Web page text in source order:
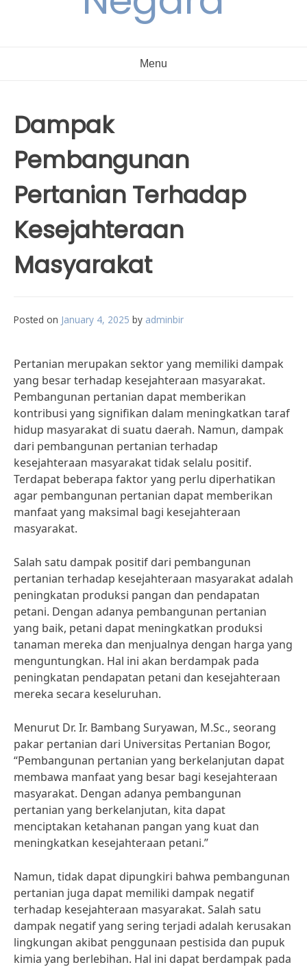
Menu
Dampak
Pembangunan
Pertanian Terhadap
Kesejahteraan
Masyarakat
Posted on January 4, 2025 by adminbir
Pertanian merupakan sektor yang memiliki dampak
yang besar terhadap kesejahteraan masyarakat.
Pembangunan pertanian dapat memberikan
kontribusi yang signifikan dalam meningkatkan taraf
hidup masyarakat di suatu daerah. Namun, dampak
dari pembangunan pertanian terhadap
kesejahteraan masyarakat tidak selalu positif.
Terdapat beberapa faktor yang perlu diperhatikan
agar pembangunan pertanian dapat memberikan
manfaat yang maksimal bagi kesejahteraan
masyarakat.
Salah satu dampak positif dari pembangunan
pertanian terhadap kesejahteraan masyarakat adalah
peningkatan produksi pangan dan pendapatan
petani. Dengan adanya pembangunan pertanian
yang baik, petani dapat meningkatkan produksi
tanaman mereka dan menjualnya dengan harga yang
menguntungkan. Hal ini akan berdampak pada
peningkatan pendapatan petani dan kesejahteraan
mereka secara keseluruhan.
Menurut Dr. Ir. Bambang Suryawan, M.Sc., seorang
pakar pertanian dari Universitas Pertanian Bogor,
“Pembangunan pertanian yang berkelanjutan dapat
membawa manfaat yang besar bagi kesejahteraan
masyarakat. Dengan adanya pembangunan
pertanian yang berkelanjutan, kita dapat
menciptakan ketahanan pangan yang kuat dan
meningkatkan kesejahteraan petani.”
Namun, tidak dapat dipungkiri bahwa pembangunan
pertanian juga dapat memiliki dampak negatif
terhadap kesejahteraan masyarakat. Salah satu
dampak negatif yang sering terjadi adalah kerusakan
lingkungan akibat penggunaan pestisida dan pupuk
kimia yang berlebihan. Hal ini dapat berdampak pada